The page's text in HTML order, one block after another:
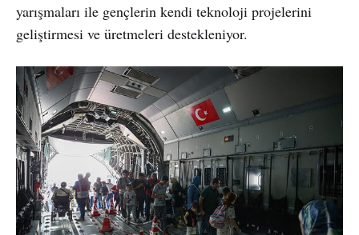
yarışmaları ile gençlerin kendi teknoloji projelerini
geliştirmesi ve üretmeleri destekleniyor.